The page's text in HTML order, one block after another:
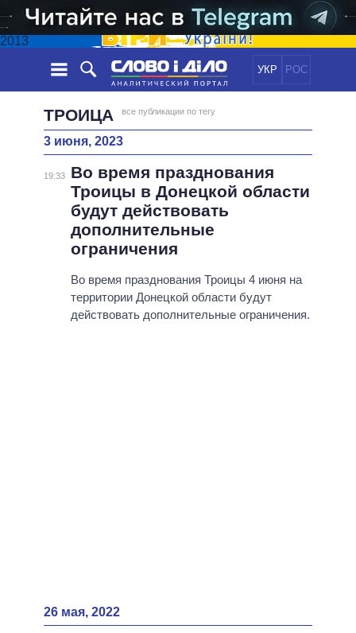
2013
УКР РОС
НОВОСТИ
ЛЕНТА
СОБЫТИЯ
СТАТЬИ
МНЕНИЯ
ОБЗОРЫ
ЭКОНОМИКА
ОБЩЕСТВО
МИР
ПОЛИТИКИ
ВСЕ ПОЛИТИКИ
ПРЕЗИДЕНТ И ОФИС
КАБИНЕТ МИНИСТРОВ
ГЛАВЫ ОБЛАДМИНИСТРАЦИЙ
ИНФОГРАФИКА
ВИДЕО
ПОДДЕРЖАТЬ
СРАВНЕНИЕ ПОЛИТИКОВ
ТРОИЦА все публикации по тегу
3 июня, 2023
19:33
Во время празднования
Троицы в Донецкой области
будут действовать
дополнительные
ограничения
Во время празднования Троицы 4 июня на
территории Донецкой области будут
действовать дополнительные ограничения.
26 мая, 2022